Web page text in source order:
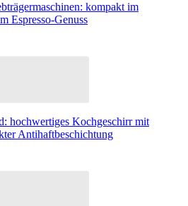
kompakt im
Espresso-Genuss
hochwertiges Kochgeschirr mit
Antihaftbeschichtung